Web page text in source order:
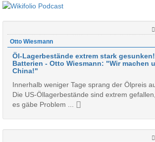
Otto Wiesmann
Öl-Lagerbestände extrem stark
Batterien - Otto Wiesmann: "Wir machen
China!"
Innerhalb weniger Tage sprang der Ölpreis
Die US-Öllagerbestände sind extrem
es gäbe Problem ...